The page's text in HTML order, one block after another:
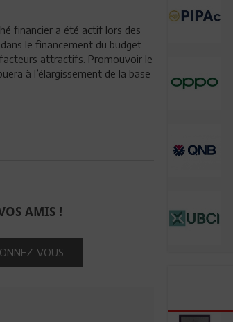
financier a été actif lors des
le financement du budget
attractifs. Promouvoir le
à l’élargissement de la base
AMIS !
VOUS